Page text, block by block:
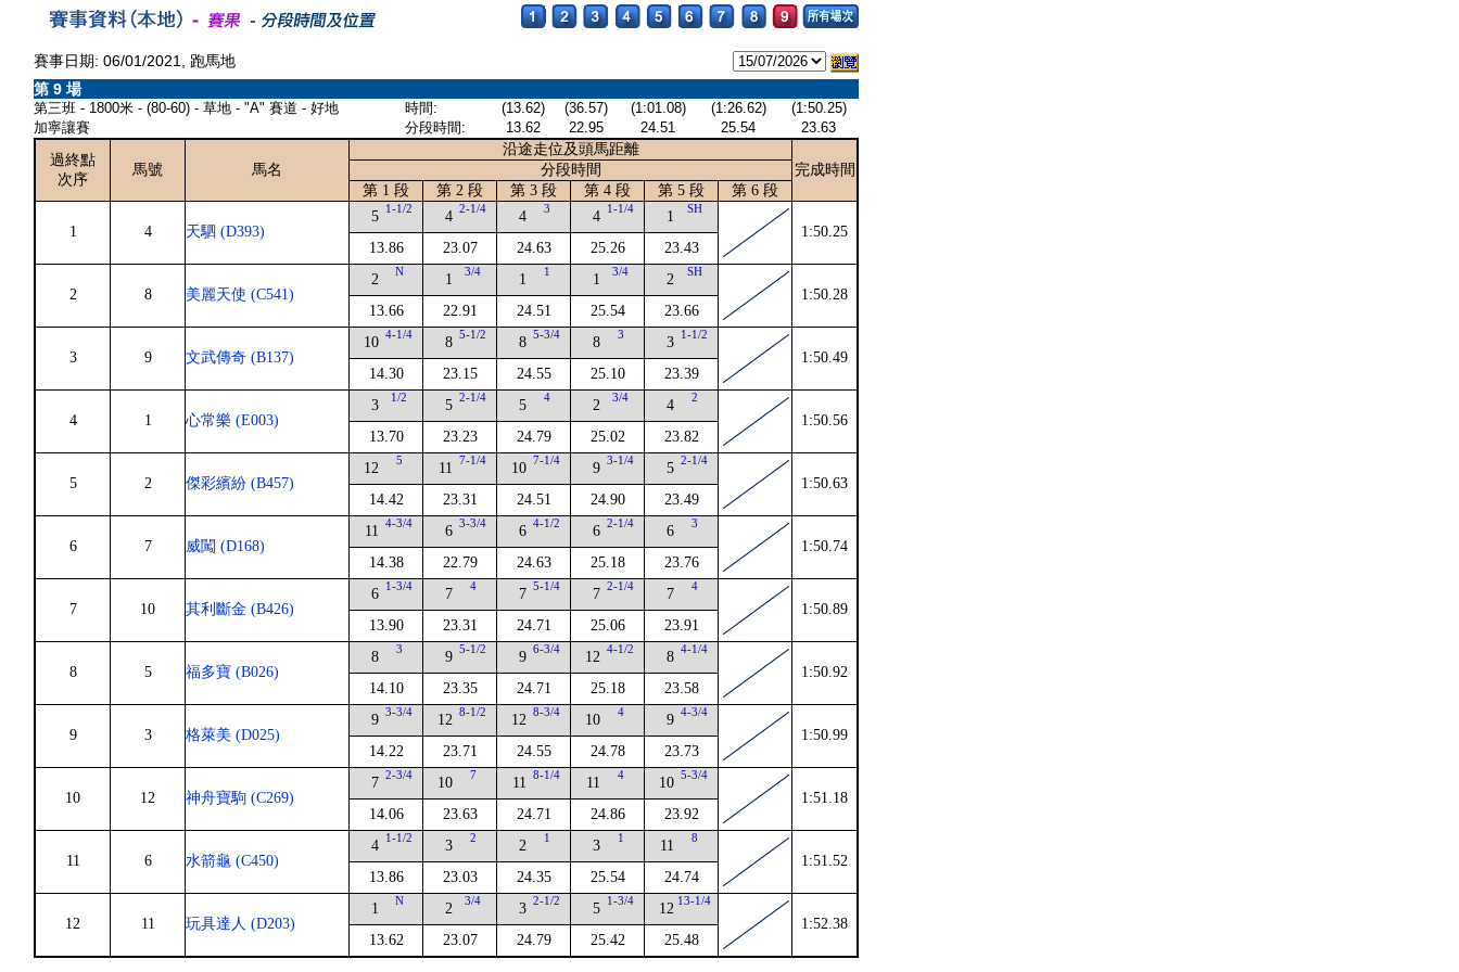
賽事日期: 06/01/2021, 跑馬地
第 9 場
第三班 - 1800米 - (80-60) - 草地 - "A" 賽道 - 好地
加寧讓賽
時間: (13.62) (36.57) (1:01.08) (1:26.62)
(1:50.25)
分段時間:
13.62 22.95 24.51 25.54
23.63
過終點
次序
馬號 馬名
沿途走位及頭馬距離
完成時間
分段時間
第 1 段
第 2 段 第 3 段 第 4 段 第 5 段 第 6 段
1 4 天駟 (D393)
5 1-1/2
13.86
4 2-1/4
23.07
4 3
24.63
4 1-1/4
25.26
1 SH
23.43
1:50.25
2 8 美麗天使 (C541)
2 N
13.66
1 3/4
22.91
1 1
24.51
1 3/4
25.54
2 SH
23.66
1:50.28
3 9 文武傳奇 (B137)
10 4-1/4
14.30
8 5-1/2
23.15
8 5-3/4
24.55
8 3
25.10
3 1-1/2
23.39
1:50.49
4 1 心常樂 (E003)
3 1/2
13.70
5 2-1/4
23.23
5 4
24.79
2 3/4
25.02
4 2
23.82
1:50.56
5 2 傑彩繽紛 (B457)
12 5
14.42
11 7-1/4
23.31
10 7-1/4
24.51
9 3-1/4
24.90
5 2-1/4
23.49
1:50.63
6 7 威闖 (D168)
11 4-3/4
14.38
6 3-3/4
22.79
6 4-1/2
24.63
6 2-1/4
25.18
6 3
23.76
1:50.74
7 10 其利斷金 (B426)
6 1-3/4
13.90
7 4
23.31
7 5-1/4
24.71
7 2-1/4
25.06
7 4
23.91
1:50.89
8 5 福多寶 (B026)
8 3
14.10
9 5-1/2
23.35
9 6-3/4
24.71
12 4-1/2
25.18
8 4-1/4
23.58
1:50.92
9 3 格萊美 (D025)
9 3-3/4
14.22
12 8-1/2
23.71
12 8-3/4
24.55
10 4
24.78
9 4-3/4
23.73
1:50.99
10 12 神舟寶駒 (C269)
7 2-3/4
14.06
10 7
23.63
11 8-1/4
24.71
11 4
24.86
10 5-3/4
23.92
1:51.18
11 6 水箭龜 (C450)
4 1-1/2
13.86
3 2
23.03
2 1
24.35
3 1
25.54
11 8
24.74
1:51.52
12 11 玩具達人 (D203)
1 N
13.62
2 3/4
23.07
3 2-1/2
24.79
5 1-3/4
25.42
12 13-1/4
25.48
1:52.38